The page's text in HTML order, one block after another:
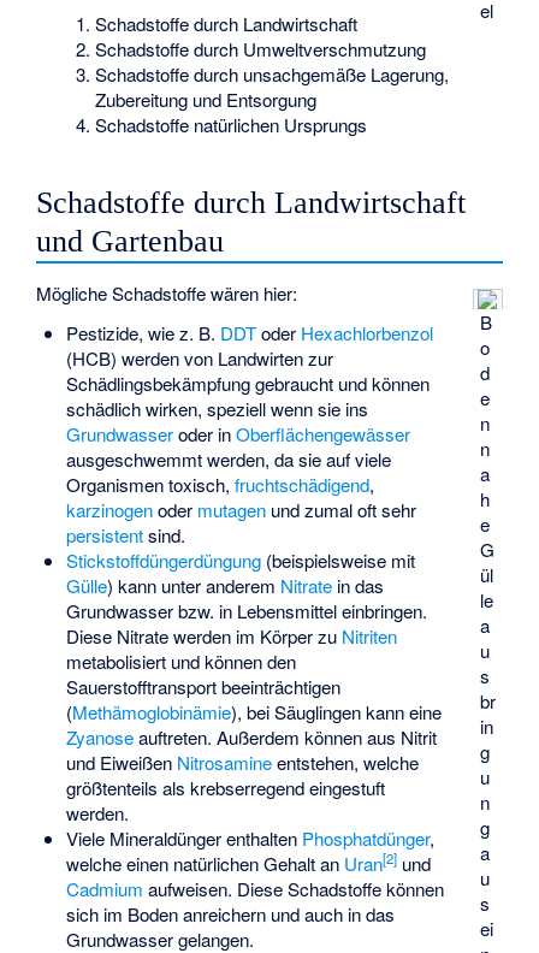
el
Schadstoffe durch Landwirtschaft
Schadstoffe durch Umweltverschmutzung
Schadstoffe durch unsachgemäße Lagerung,
Zubereitung und Entsorgung
Schadstoffe natürlichen Ursprungs
Schadstoffe durch Landwirtschaft
und Gartenbau
B
o
d
e
n
n
a
h
e
G
ül
le
a
u
s
br
in
g
u
n
g
a
u
s
ei
Mögliche Schadstoffe wären hier:
Pestizide, wie z. B. DDToder Hexachlorbenzol
(HCB) werden von Landwirten zur
Schädlingsbekämpfung gebraucht und können
schädlich wirken, speziell wenn sie ins
Grundwasseroder inOberflächengewässer
ausgeschwemmt werden, da sie auf viele
Organismen toxisch, fruchtschädigend,
karzinogenoder mutagenund zumal oft sehr
persistentsind.
Stickstoffdüngerdüngung(beispielsweise mit
Gülle) kann unter anderem Nitratein das
Grundwasser bzw. in Lebensmittel einbringen.
Diese Nitrate werden im Körper zu Nitriten
metabolisiert und können den
Sauerstofftransport beeinträchtigen
(Methämoglobinämie), bei Säuglingen kann eine
Zyanoseauftreten. Außerdem können aus Nitrit
und Eiweißen Nitrosamineentstehen, welche
größtenteils als krebserregend eingestuft
werden.
Viele Mineraldünger enthalten Phosphatdünger,
welche einen natürlichen Gehalt an Uran[2]und
Cadmium aufweisen. Diese Schadstoffe können
sich im Boden anreichern und auch in das
Grundwasser gelangen.